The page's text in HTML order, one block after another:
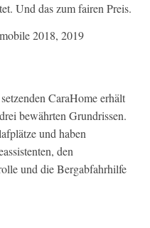
Und das zum fairen Preis.
CaraHome erhält
bewährten Grundrissen.
und haben
den
und die Bergabfahrhilfe